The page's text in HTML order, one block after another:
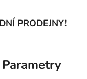
PRODEJNY!
Parametry